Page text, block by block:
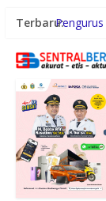
Terbaru:
Budaya
Hewan,
Terima
Swiss-
Dinamika
Gugik.id